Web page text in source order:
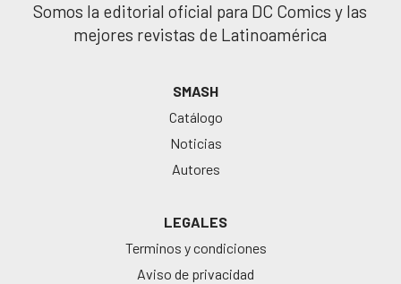
Somos la editorial oficial para DC Comics y las
mejores revistas de Latinoamérica
SMASH
Catálogo
Noticias
Autores
LEGALES
Terminos y condiciones
Aviso de privacidad